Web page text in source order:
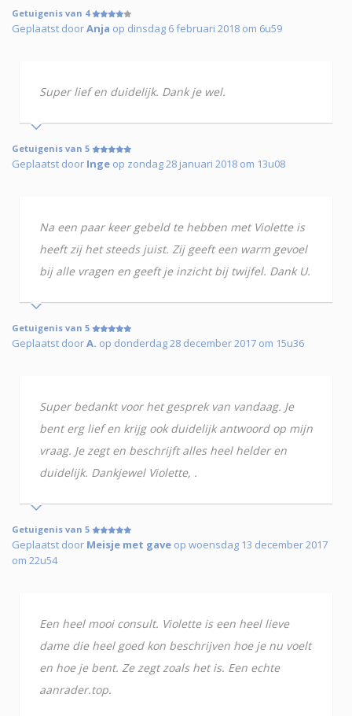
Getuigenis van 4
Geplaatst doorAnja op dinsdag 6 februari 2018 om 6u59
Super lief en duidelijk. Dank je wel.
Getuigenis van 5
Geplaatst door Inge op zondag 28 januari 2018 om 13u08
Na een paar keer gebeld te hebben met Violette is
heeft zij het steeds juist. Zij geeft een warm gevoel
bij alle vragen en geeft je inzicht bij twijfel. Dank U.
Getuigenis van 5
Geplaatst doorA. op donderdag 28 december 2017 om 15u36
Super bedankt voor het gesprek van vandaag. Je
bent erg lief en krijg ook duidelijk antwoord op mijn
vraag. Je zegt en beschrijft alles heel helder en
duidelijk. Dankjewel Violette, .
Getuigenis van 5
Geplaatst door Meisje met gave op woensdag 13 december 2017
om 22u54
Een heel mooi consult. Violette is een heel lieve
dame die heel goed kon beschrijven hoe je nu voelt
en hoe je bent. Ze zegt zoals het is. Een echte
aanrader.top.